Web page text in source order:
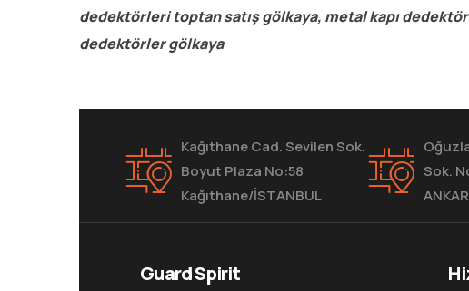
dedektörleri toptan satış gölkaya, metal kapı
dedektörler gölkaya
Kağıthane Cad. Sevilen Sok.
Boyut Plaza No:58
Kağıthane/İSTANBUL
Sok.
Guard Spirit